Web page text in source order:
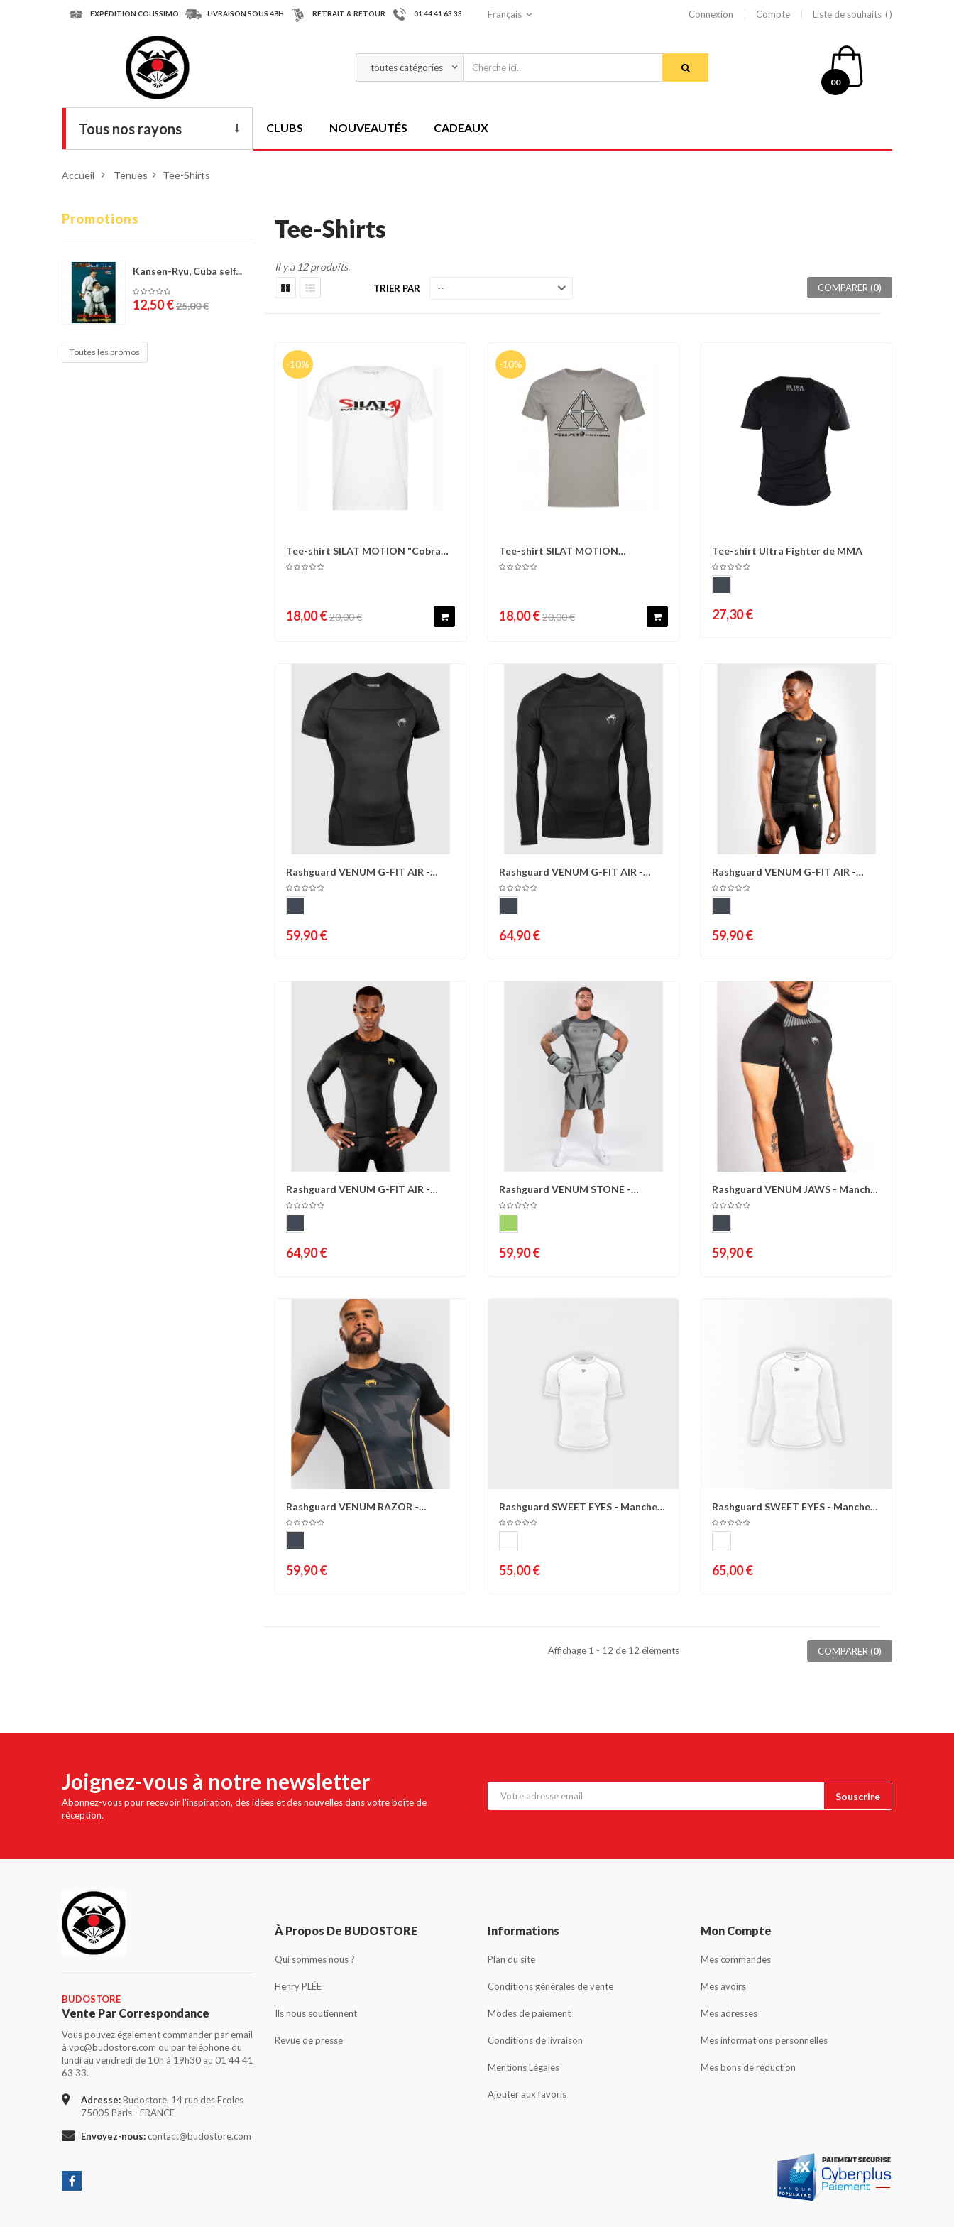
EXPÉDITION COLISSIMO LIVRAISON SOUS 48H RETRAIT & RETOUR 01 44 41 63 33 Français Connexion Compte Liste de souhaits
00
Tous nos rayons
Armes
Chaussures
Protections
Cible de frappe
Condition physique
CLUBS NOUVEAUTÉS CADEAUX
Accueil > Tenues > Tee-Shirts
Promotions
Kansen-Ryu, Cuba self...
12,50 €25,00 €
Toutes les promos
Tee-Shirts
Il y a 12 produits.
TRIER PAR COMPARER (0)
-10%
Comparer Liste d'envies
Tee-shirt SILAT MOTION "Cobra
White", 100%...
18,00 €20,00 €
-10%
Comparer Liste d'envies
Tee-shirt SILAT MOTION
"Triangle", 100%...
18,00 €20,00 €
Comparer Liste d'envies
Tee-shirt Ultra Fighter de MMA
27,30 €
Comparer Liste d'envies
Rashguard VENUM G-FIT AIR -
Manches...
59,90 €
Comparer Liste d'envies
Rashguard VENUM G-FIT AIR -
Manches...
64,90 €
Comparer Liste d'envies
Rashguard VENUM G-FIT AIR -
Manches...
59,90 €
Comparer Liste d'envies
Rashguard VENUM G-FIT AIR -
Manches...
64,90 €
Comparer Liste d'envies
Rashguard VENUM STONE -
Manches courtes -...
59,90 €
Comparer Liste d'envies
Rashguard VENUM JAWS - Manches
courtes -...
59,90 €
Comparer Liste d'envies
Rashguard VENUM RAZOR -
Manches courtes,...
59,90 €
Comparer Liste d'envies
Rashguard SWEET EYES - Manches
courtes -...
55,00 €
Comparer Liste d'envies
Rashguard SWEET EYES - Manches
longues -...
65,00 €
Affichage 1 - 12 de 12 éléments COMPARER (0)
Joignez-vous à notre newsletter
Abonnez-vous pour recevoir l'inspiration, des idées et des nouvelles dans votre boîte de
réception.
BUDOSTORE
Vente Par Correspondance
Vous pouvez également commander par email
à vpc@budostore.com ou par téléphone du
lundi au vendredi de 10h à 19h30 au 01 44 41
63 33.
Adresse:Budostore, 14 rue des Ecoles
75005 Paris - FRANCE
Envoyez-nous: contact@budostore.com
À Propos De BUDOSTORE
Qui sommes nous ?
Henry PLÉE
Ils nous soutiennent
Revue de presse
Informations
Plan du site
Conditions générales de vente
Modes de paiement
Conditions de livraison
Mentions Légales
Ajouter aux favoris
Mon Compte
Mes commandes
Mes avoirs
Mes adresses
Mes informations personnelles
Mes bons de réduction